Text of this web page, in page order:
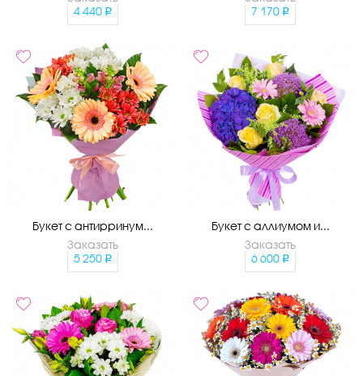
4 440
7 170
Букет с антирринум...
Заказать
5 250
Букет с аллиумом и...
Заказать
6 600